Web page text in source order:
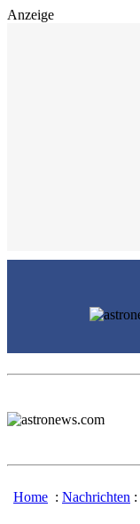
Anzeige
Home : Nachrichten :